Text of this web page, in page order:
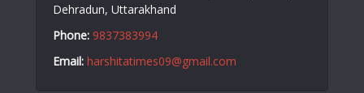
Dehradun, Uttarakhand
Phone: 9837383994
Email: harshitatimes09@gmail.com